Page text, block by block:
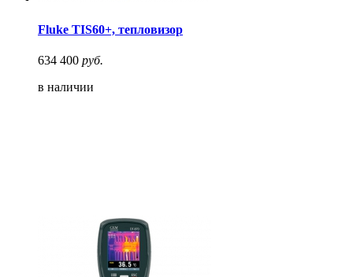
Fluke TIS60+, тепловизор
634 400 руб.
в наличии